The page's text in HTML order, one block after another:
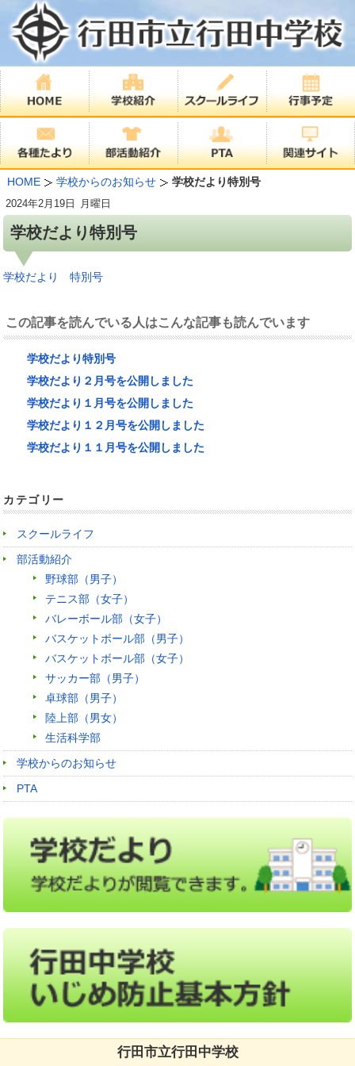
HOME 学校からのお知らせ 学校だより特別号
学校だより特別号
2024年2月19日 月曜日
学校だより 特別号
この記事を読んでいる人はこんな記事も読んでいます
学校だより特別号
学校だより２月号を公開しました
学校だより１月号を公開しました
学校だより１２月号を公開しました
学校だより１１月号を公開しました
カテゴリー
スクールライフ
部活動紹介
野球部（男子）
テニス部（女子）
バレーボール部（女子）
バスケットボール部（男子）
バスケットボール部（女子）
サッカー部（男子）
卓球部（男子）
陸上部（男女）
生活科学部
学校からのお知らせ
PTA
行田市立行田中学校